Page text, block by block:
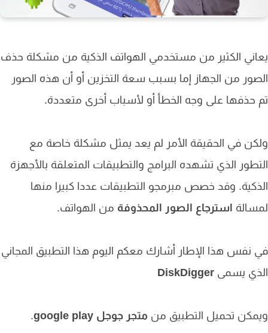
الكثير من مستخدمي الهواتف الذكية من مشكلة حذف
من الجهاز إما بسبب سعة التخزين أو أن هذه الصور
حذفها على وجه الخطأ أو لأسباب أخرى متعددة.
في الحقيقة الأمر لم يعد يمثل مشكلة خاصة مع
الذي تشهده البرامج والتطبيقات المتعلقة بالأجهزة
وقد خصص مبرمجو التطبيقات عددا كبيرا منها
استرجاع الصور المحذوفةمن الهواتف.
نفس هذا الإطار أشارك معكم اليوم هذا التطبيق المجاني
يسمىDiskDigger
تحميل التطبيق منمتجر جوجل google play .